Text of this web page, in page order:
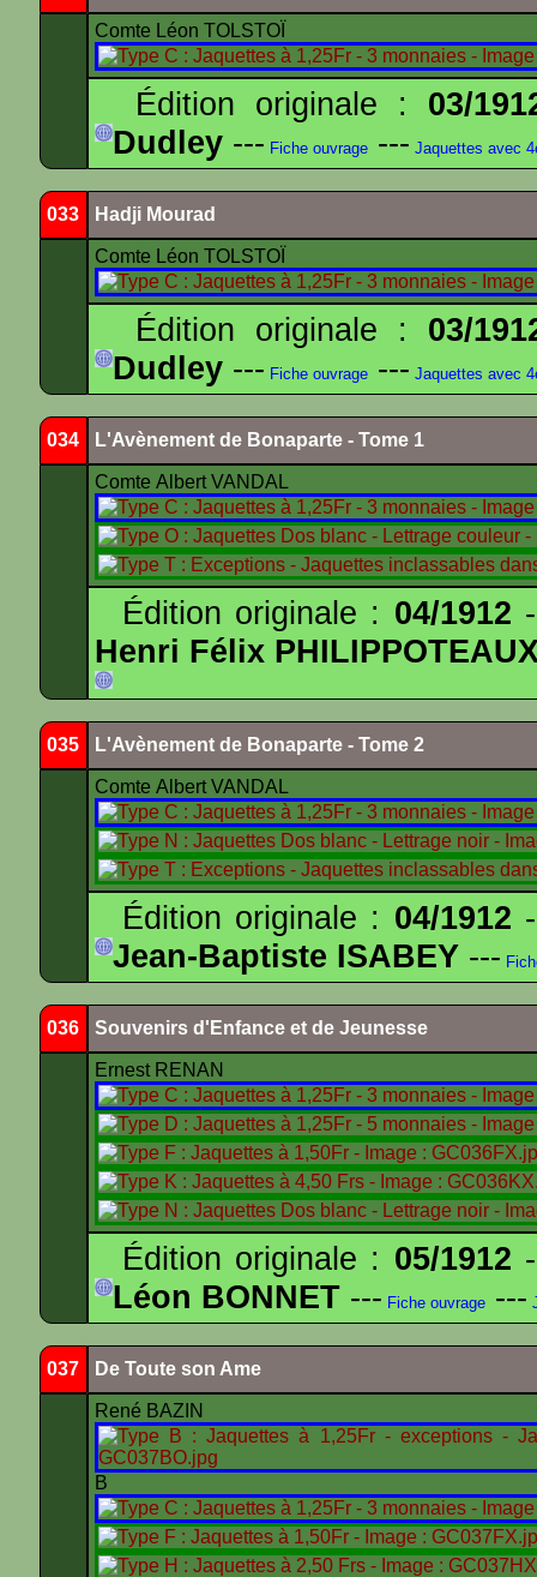
Comte Léon TOLSTOÏ
Édition originale : 03/
Dudley --- Fiche ouvrage --- Jaquettes avec
033 Hadji Mourad
Comte Léon TOLSTOÏ
Édition originale : 03/
Dudley --- Fiche ouvrage --- Jaquettes avec
034 L'Avènement de Bonaparte - Tome 1
Comte Albert VANDAL
Édition originale : 04/1912
Henri Félix
035 L'Avènement de Bonaparte - Tome 2
Comte Albert VANDAL
Édition originale : 04/1912
Jean-Baptiste ISABEY ---
036 Souvenirs d'Enfance et de Jeunesse
Ernest RENAN
Édition originale : 05/1912
Léon BONNET --- Fiche ouvrage ---
037 De Toute son Ame
René BAZIN
B